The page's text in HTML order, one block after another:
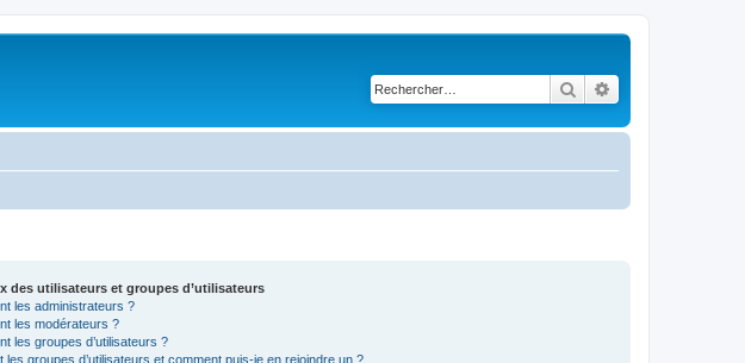
Rechercher
des utilisateurs et groupes d’utilisateurs
les administrateurs ?
les modérateurs ?
les groupes d’utilisateurs ?
les groupes d’utilisateurs et comment puis-je en rejoindre un ?